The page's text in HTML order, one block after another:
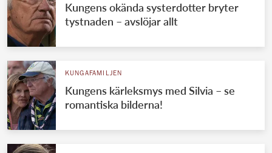
Kungens okända systerdotter bryter
tystnaden – avslöjar allt
KUNGAFAMILJEN
Kungens kärleksmys med Silvia – se
romantiska bilderna!